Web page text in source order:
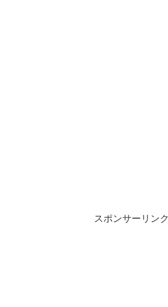
スポンサーリンク